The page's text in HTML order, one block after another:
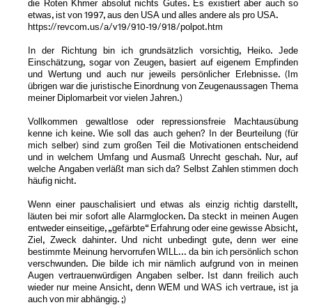
die Roten Khmer absolut nichts Gutes. Es existiert aber auch so
etwas, ist von 1997, aus den USA und alles andere als pro USA.
https://revcom.us/a/v19/910-19/918/polpot.htm
In der Richtung bin ich grundsätzlich vorsichtig, Heiko. Jede
Einschätzung, sogar von Zeugen, basiert auf eigenem Empfinden
und Wertung und auch nur jeweils persönlicher Erlebnisse. (Im
übrigen war die juristische Einordnung von Zeugenaussagen Thema
meiner Diplomarbeit vor vielen Jahren.)
Vollkommen gewaltlose oder repressionsfreie Machtausübung
kenne ich keine. Wie soll das auch gehen? In der Beurteilung (für
mich selber) sind zum großen Teil die Motivationen entscheidend
und in welchem Umfang und Ausmaß Unrecht geschah. Nur, auf
welche Angaben verläßt man sich da? Selbst Zahlen stimmen doch
häufig nicht.
Wenn einer pauschalisiert und etwas als einzig richtig darstellt,
läuten bei mir sofort alle Alarmglocken. Da steckt in meinen Augen
entweder einseitige, „gefärbte“ Erfahrung oder eine gewisse Absicht,
Ziel, Zweck dahinter. Und nicht unbedingt gute, denn wer eine
bestimmte Meinung hervorrufen WILL... da bin ich persönlich schon
verschwunden. Die bilde ich mir nämlich aufgrund von in meinen
Augen vertrauenwürdigen Angaben selber. Ist dann freilich auch
wieder nur meine Ansicht, denn WEM und WAS ich vertraue, ist ja
auch von mir abhängig. ;)